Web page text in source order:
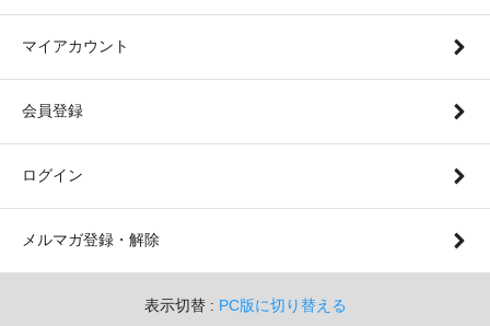
マイアカウント
会員登録
ログイン
メルマガ登録・解除
表示切替 : PC版に切り替える